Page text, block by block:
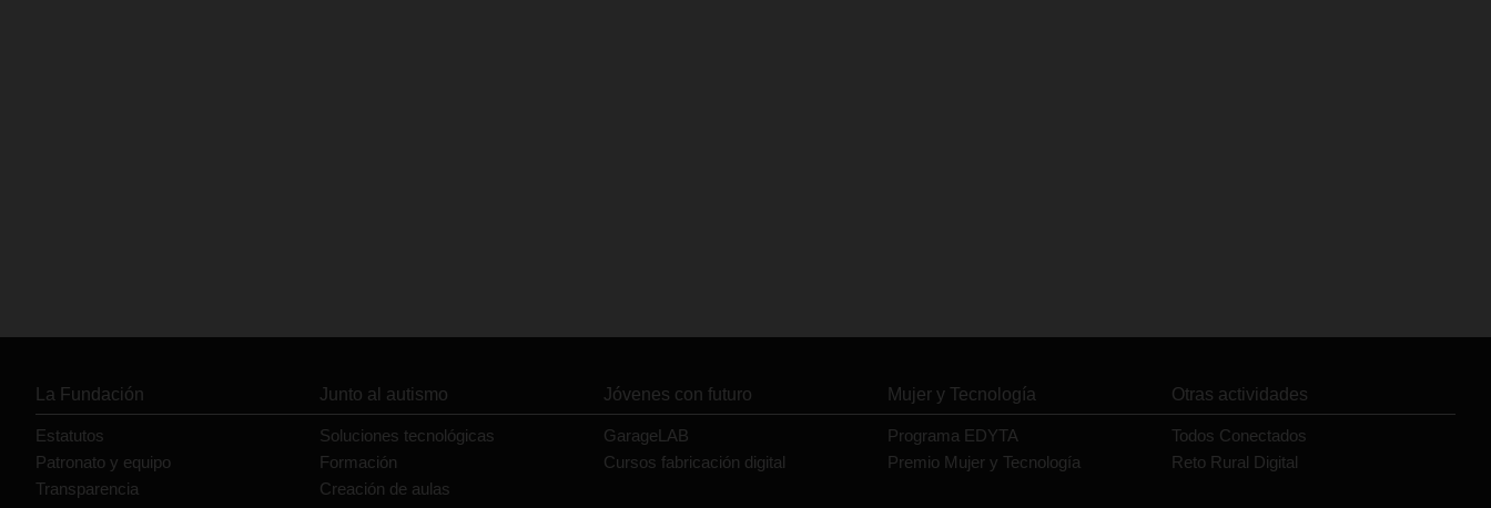
La Fundación
Estatutos
Patronato y equipo
Transparencia
Junto al autismo
Soluciones tecnológicas
Formación
Creación de aulas
Jóvenes con futuro
GarageLAB
Cursos fabricación digital
Mujer y Tecnología
Programa EDYTA
Premio Mujer y Tecnología
Otras actividades
Todos Conectados
Reto Rural Digital